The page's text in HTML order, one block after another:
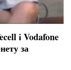
і Vodafone
за